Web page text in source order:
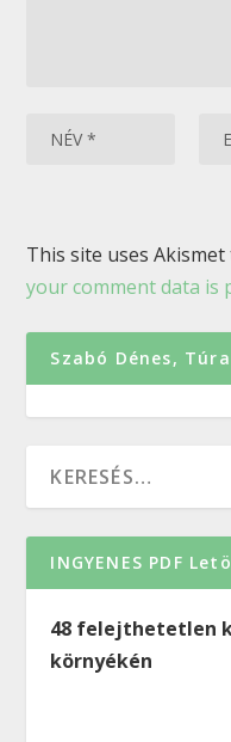
This site uses
your comment data is
Szabó Dénes,
INGYENES PDF
48 felejthetetlen
környékén